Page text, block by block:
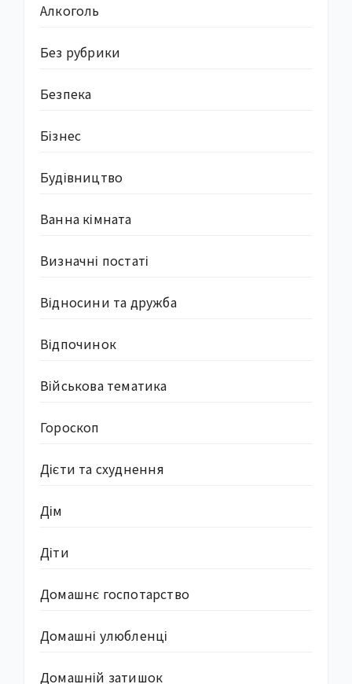
Алкоголь
Без рубрики
Безпека
Бізнес
Будівництво
Ванна кімната
Визначні постаті
Відносини та дружба
Відпочинок
Військова тематика
Гороскоп
Дієти та схуднення
Дім
Діти
Домашнє госпотарство
Домашні улюбленці
Домашній затишок